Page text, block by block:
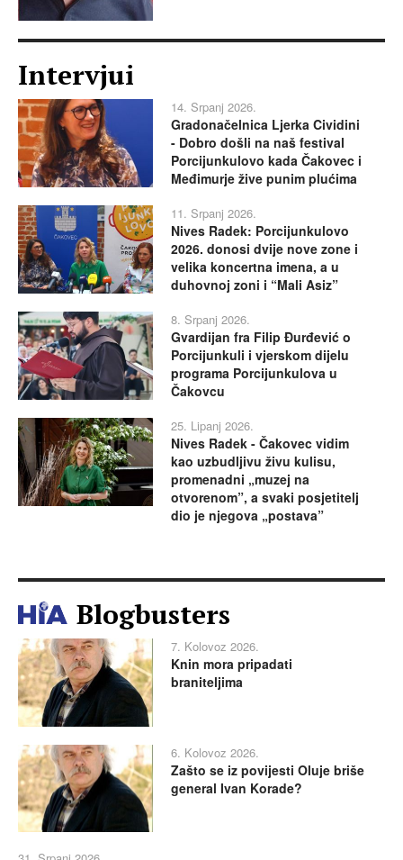
Intervjui
14. Srpanj 2026.
Gradonačelnica Ljerka Cividini
- Dobro došli na naš festival
Porcijunkulovo kada Čakovec i
Međimurje žive punim plućima
11. Srpanj 2026.
Nives Radek: Porcijunkulovo
2026. donosi dvije nove zone i
velika koncertna imena, a u
duhovnoj zoni i “Mali Asiz”
8. Srpanj 2026.
Gvardijan fra Filip Đurđević o
Porcijunkuli i vjerskom dijelu
programa Porcijunkulova u
Čakovcu
25. Lipanj 2026.
Nives Radek - Čakovec vidim
kao uzbudljivu živu kulisu,
promenadni „muzej na
otvorenom”, a svaki posjetitelj
dio je njegova „postava”
Blogbusters
7. Kolovoz 2026.
Knin mora pripadati
braniteljima
6. Kolovoz 2026.
Zašto se iz povijesti Oluje briše
general Ivan Korade?